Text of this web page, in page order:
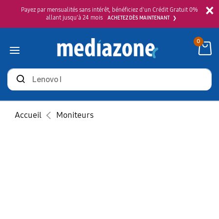
×
Payez par mensualités sans intérêt, bénéficiez d'un Crédit Gratuit 0%
allant jusqu'à 24 mois
ACHETEZ DÈS MAINTENANT
Rechercher
des
produits
0
Accueil Moniteurs